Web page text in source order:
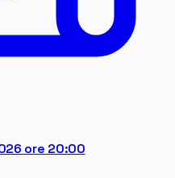
ore 20:00